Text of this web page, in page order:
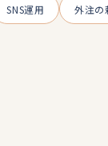
SNS運用 外注の